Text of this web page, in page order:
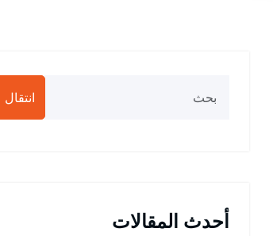
انتقال
أحدث المقالات